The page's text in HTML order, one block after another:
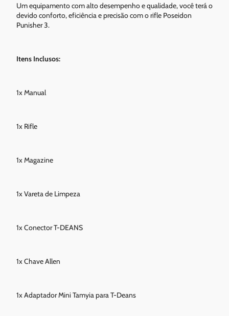
Um equipamento com alto desempenho e qualidade, você terá o
devido conforto, eficiência e precisão com o rifle Poseidon
Punisher 3.
Itens Inclusos:
1x Manual
1x Rifle
1x Magazine
1x Vareta de Limpeza
1x Conector T-DEANS
1x Chave Allen
1x Adaptador Mini Tamyia para T-Deans